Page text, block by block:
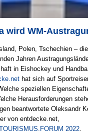
wird WM-
Polen, Tschechien –
Jahren
in Eishockey und
hat sich auf
speziellen
Herausforderungen
beantwortete Oleksandr
von entdecke.net,
2022.